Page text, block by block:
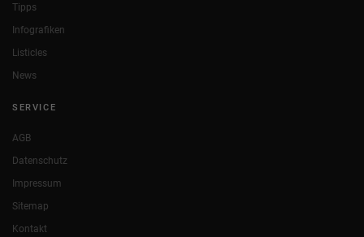
Tipps
Infografiken
Listicles
News
SERVICE
AGB
Datenschutz
Impressum
Sitemap
Kontakt